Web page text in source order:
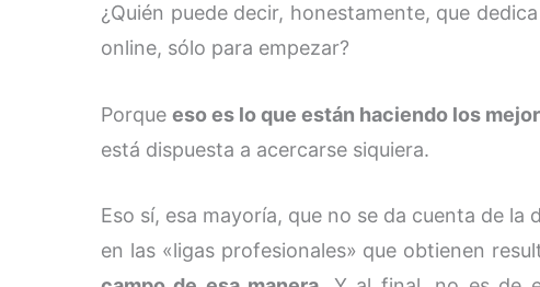
¿Quién puede decir, honestamente, que
online, sólo para empezar?
Porque eso es lo que están haciendo los
está dispuesta a acercarse siquiera.
Eso sí, esa mayoría, que no se da cuenta de
en las «ligas profesionales» que obtienen